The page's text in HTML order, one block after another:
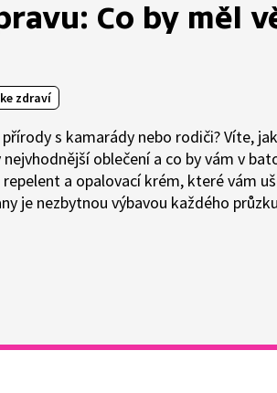
Co by měl
zdraví
s kamarády nebo rodiči? Víte,
oblečení a co by vám v
a opalovací krém, které vám
je nezbytnou výbavou každého